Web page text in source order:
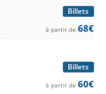
Billets
à partir de 68€
Billets
à partir de 60€